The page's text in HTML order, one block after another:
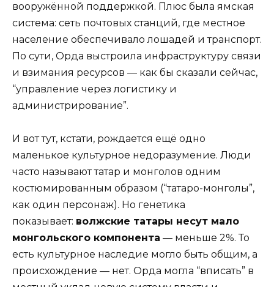
вооружённой поддержкой. Плюс была ямская
система: сеть почтовых станций, где местное
население обеспечивало лошадей и транспорт.
По сути, Орда выстроила инфраструктуру связи
и взимания ресурсов — как бы сказали сейчас,
“управление через логистику и
администрирование”.
И вот тут, кстати, рождается ещё одно
маленькое культурное недоразумение. Люди
часто называют татар и монголов одним
костюмированным образом (“татаро-монголы”,
как один персонаж). Но генетика
показывает: волжские татары несут мало
монгольского компонента — меньше 2%. То
есть культурное наследие могло быть общим, а
происхождение — нет. Орда могла “вписать” в